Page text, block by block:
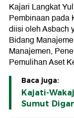
Kajari Langkat
Pembinaan pada
diisi oleh Asbach
Bidang
Manajemen,
Pemulihan Aset
Baca juga:
Kajati-
Sumut